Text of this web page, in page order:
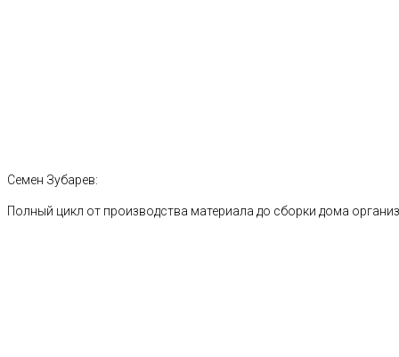
Семен Зубарев:
Полный цикл от производства материала до сборки дома